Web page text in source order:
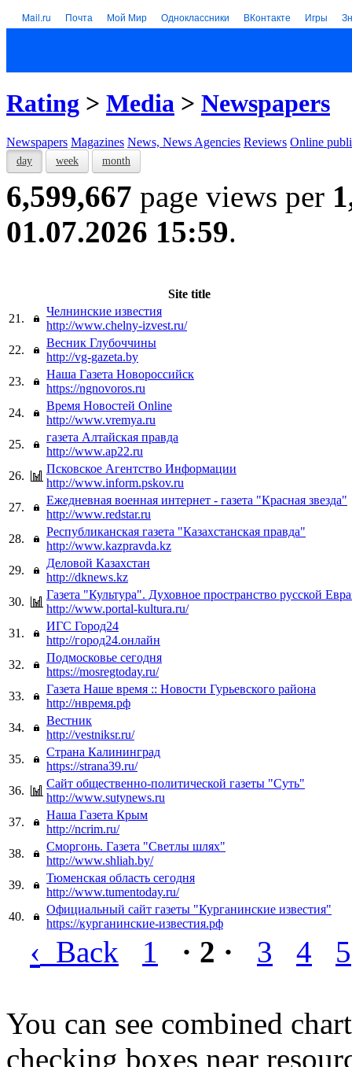
Mail.ru Почта Мой Мир Одноклассники ВКонтакте Игры
Rating > Media > Newspapers
Newspapers Magazines News, News Agencies Reviews Online
day week month
6,599,667 page views per
01.07.2026 15:59.
Site title
21.
Челнинские известия
http://www.chelny-izvest.ru/
22.
Весник Глубоччины
http://vg-gazeta.by
23.
Наша Газета Новороссийск
https://ngnovoros.ru
24.
Время Новостей Online
http://www.vremya.ru
25.
газета Алтайская правда
http://www.ap22.ru
26.
Псковское Агентство Информации
http://www.inform.pskov.ru
27.
Ежедневная военная интернет - газета "Красная звезда"
http://www.redstar.ru
28.
Республиканская газета "Казахстанская правда"
http://www.kazpravda.kz
29.
Деловой Казахстан
http://dknews.kz
30.
Газета "Культура". Духовное пространство русской
http://www.portal-kultura.ru/
31.
ИГС Город24
http://город24.онлайн
32.
Подмосковье сегодня
https://mosregtoday.ru/
33.
Газета Наше время :: Новости Гурьевского района
http://нвремя.рф
34.
Вестник
http://vestniksr.ru/
35.
Страна Калининград
https://strana39.ru/
36.
Сайт общественно-политической газеты "Суть"
http://www.sutynews.ru
37.
Наша Газета Крым
http://ncrim.ru/
38.
Сморгонь. Газета "Светлы шлях"
http://www.shliah.by/
39.
Тюменская область сегодня
http://www.tumentoday.ru/
40.
Официальный сайт газеты "Курганинские известия"
https://курганинские-известия.рф
‹ Back 1 · 2 · 3 4 5
You can see combined
checking boxes near